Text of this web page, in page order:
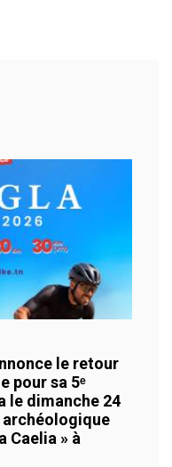
le retour
pour sa 5ᵉ
le dimanche 24
archéologique
Caelia » à